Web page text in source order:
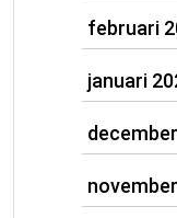
februari
januari